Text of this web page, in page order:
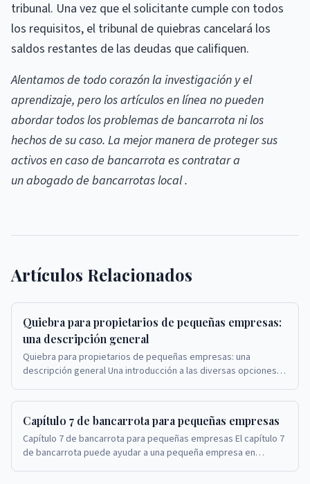
tribunal. Una vez que el solicitante cumple con todos
los requisitos, el tribunal de quiebras cancelará los
saldos restantes de las deudas que califiquen.
Alentamos de todo corazón la investigación y el
aprendizaje, pero los artículos en línea no pueden
abordar todos los problemas de bancarrota ni los
hechos de su caso. La mejor manera de proteger sus
activos en caso de bancarrota es contratar a
un abogado de bancarrotas local .
Artículos Relacionados
Quiebra para propietarios de pequeñas empresas:
una descripción general
Quiebra para propietarios de pequeñas empresas: una
descripción general Una introducción a las diversas opciones
Capítulo 7 de bancarrota para pequeñas empresas
Capítulo 7 de bancarrota para pequeñas empresas El capítulo 7
de bancarrota puede ayudar a una pequeña empresa en